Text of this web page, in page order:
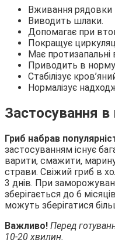
Вживання рядовки
Виводить шлаки.
Допомагає при
Покращує
Має протизапальні
Приводить в норму
Стабілізує
Нормалізує
Застосування в
Гриб набрав
застосуванням існує
варити, смажити,
страви. Свіжий гриб в
3 днів. При
зберігається до 6
можуть зберігатися
Важливо! Перед
10-20 хвилин.